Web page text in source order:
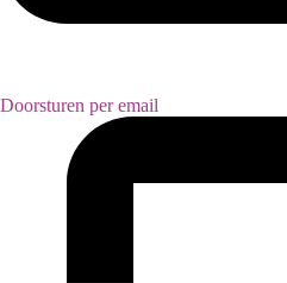
Doorsturen per email